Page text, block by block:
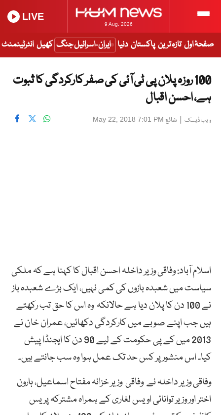
9 Aug, 2026
LIVE
صفحۂ اول تازہ ترین پاکستان دنیا ایران-اسرائیل جنگ کھیل انٹرٹینمنٹ
100 روزہ پلان پی ٹی آئی کی صفر کارکردگی کا ثبوت
ہے، احسن اقبال
ویب ڈیسک | شائع May 22, 2018 7:01 PM
اسلام آباد: وفاقی وزیر داخلہ احسن اقبال کا کہنا ہے کہ ملکی
سیاست میں شعبدہ بازوں کی کمی نہیں، ایک بڑے شعبدہ باز
نے 100 دن کا پلان دیا ہے حالانکہ وہ اس کا حق تب رکھتے
ہیں جب اپنے صوبے میں کارکردگی دکھائیں، عمران خان نے
2013 میں کے پی حکومت کے لیے 90 دن کا ایجنڈا پیش
کیا۔ اس منشور پر کس حد تک عمل ہوا وہ سب جانتے ہیں۔
وفاقی وزیر داخلہ نے وفاقی وزیر خزانہ مفتاح اسماعیل، ہارون
اختر اور وزیر توانائی اویس لغاری کے ہمراہ مشترکہ پریس